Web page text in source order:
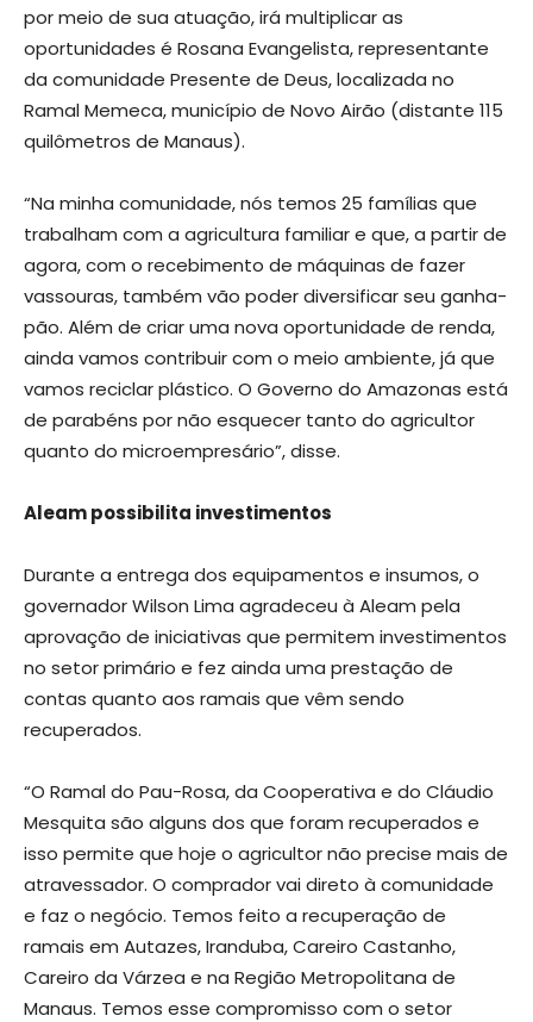
por meio de sua atuação, irá multiplicar as
oportunidades é Rosana Evangelista, representante
da comunidade Presente de Deus, localizada no
Ramal Memeca, município de Novo Airão (distante 115
quilômetros de Manaus).
“Na minha comunidade, nós temos 25 famílias que
trabalham com a agricultura familiar e que, a partir de
agora, com o recebimento de máquinas de fazer
vassouras, também vão poder diversificar seu ganha-
pão. Além de criar uma nova oportunidade de renda,
ainda vamos contribuir com o meio ambiente, já que
vamos reciclar plástico. O Governo do Amazonas está
de parabéns por não esquecer tanto do agricultor
quanto do microempresário”, disse.
Aleam possibilita investimentos
Durante a entrega dos equipamentos e insumos, o
governador Wilson Lima agradeceu à Aleam pela
aprovação de iniciativas que permitem investimentos
no setor primário e fez ainda uma prestação de
contas quanto aos ramais que vêm sendo
recuperados.
“O Ramal do Pau-Rosa, da Cooperativa e do Cláudio
Mesquita são alguns dos que foram recuperados e
isso permite que hoje o agricultor não precise mais de
atravessador. O comprador vai direto à comunidade
e faz o negócio. Temos feito a recuperação de
ramais em Autazes, Iranduba, Careiro Castanho,
Careiro da Várzea e na Região Metropolitana de
Manaus. Temos esse compromisso com o setor